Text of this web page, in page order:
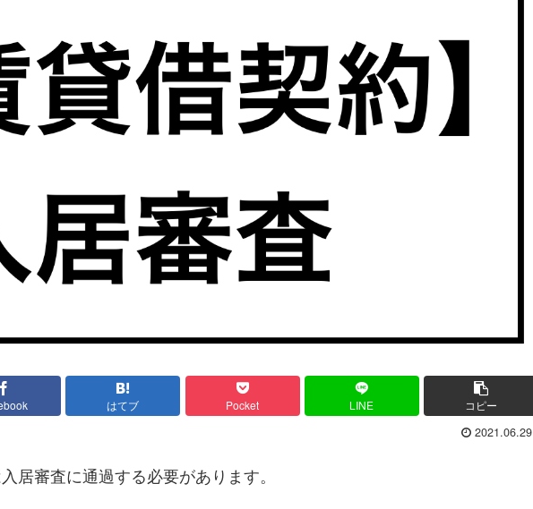
はてブ Pocket LINE コピー
2021.06.29
居審査に通過する必要があります。